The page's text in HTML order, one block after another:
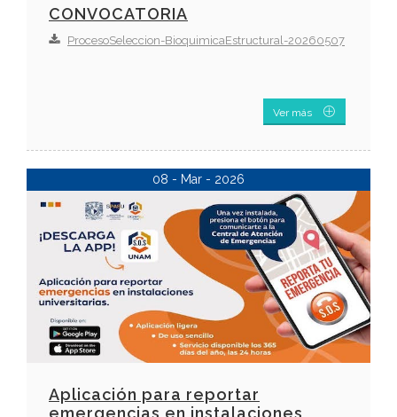
CONVOCATORIA
ProcesoSeleccion-BioquimicaEstructural-20260507
Ver más
08 - Mar - 2026
Aplicación para reportar
emergencias en instalaciones